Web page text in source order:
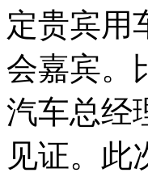
定贵宾用
会嘉宾。
汽车总经
见证。此